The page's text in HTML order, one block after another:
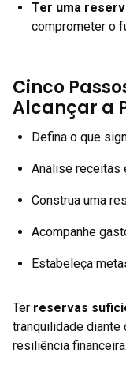
Ter uma
comprometer o
Cinco
Alcançar a
Defina o que
Analise receitas
Construa uma
Acompanhe
Estabeleça
Ter reservas
tranquilidade
resiliência financeira.